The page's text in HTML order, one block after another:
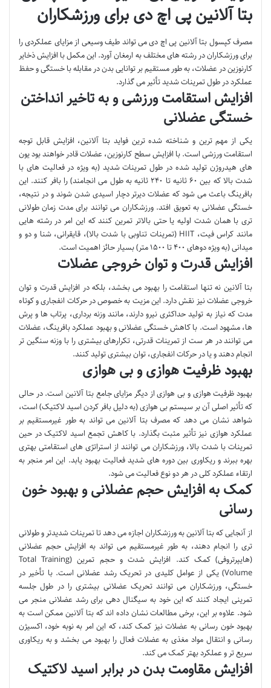
بتا آلانین پی اچ دی برای ورزشکاران
مصرف کپسول بتا آلانین پی اچ دی می تواند طیف وسیعی از مزایای عملکردی را
برای ورزشکاران در رشته های مختلف به ارمغان آورد. این مکمل با افزایش ذخایر
کارنوزین در عضلات، به طور مستقیم بر توانایی بدن در مقابله با خستگی و حفظ
عملکرد در طول تمرینات شدید تأثیر می گذارد.
افزایش استقامت ورزشی و به تاخیر انداختن
خستگی عضلانی
یکی از مهم ترین و شناخته شده ترین فواید بتا آلانین، افزایش قابل توجه
استقامت ورزشی است. با افزایش سطح کارنوزین، عضلات قادر خواهند بود یون
های هیدروژن تولید شده در طول تمرینات شدید (به ویژه در فعالیت های با
شدت بالا که بین ۶۰ ثانیه تا ۲۴۰ ثانیه به طول می انجامند) را بافر کنند. این
بافرینگ باعث می شود که عضلات دیرتر دچار اسیدی شدن شوند و در نتیجه،
خستگی عضلانی به تعویق افتد. ورزشکاران می توانند برای مدت زمان طولانی
تری با همان شدت اولیه یا حتی بالاتر تمرین کنند که این امر در رشته هایی
مانند کراس فیت، HIIT (تمرینات تناوبی با شدت بالا)، قایقرانی، شنا و دو و
میدانی (به ویژه دوهای ۴۰۰ تا ۱۵۰۰ متر) بسیار حائز اهمیت است.
افزایش قدرت و توان خروجی عضلات
بتا آلانین نه تنها استقامت را بهبود می بخشد، بلکه در افزایش قدرت و توان
خروجی عضلات نیز نقش دارد. این مزیت به خصوص در حرکات انفجاری و کوتاه
مدت که نیاز به تولید حداکثری نیرو دارند، مانند وزنه برداری، پرتاب ها و پرش
ها، مشهود است. با کاهش خستگی عضلانی و بهبود عملکرد بافرینگ، عضلات
می توانند در هر ست از تمرینات قدرتی، تکرارهای بیشتری را با وزنه سنگین تر
انجام دهند و یا در حرکات انفجاری، توان بیشتری تولید کنند.
بهبود ظرفیت هوازی و بی هوازی
بهبود ظرفیت هوازی و بی هوازی از دیگر مزایای جامع بتا آلانین است. در حالی
که تأثیر اصلی آن بر سیستم بی هوازی (به دلیل بافر کردن اسید لاکتیک) است،
شواهد نشان می دهد که مصرف بتا آلانین می تواند به طور غیرمستقیم بر
عملکرد هوازی نیز تأثیر مثبت بگذارد. با کاهش تجمع اسید لاکتیک در حین
تمرینات با شدت بالا، ورزشکاران می توانند از استراتژی های استقامتی بهتری
بهره ببرند و ریکاوری بین دوره های شدید فعالیت بهبود یابد. این امر منجر به
ارتقاء عملکرد کلی در هر دو نوع فعالیت می شود.
کمک به افزایش حجم عضلانی و بهبود خون
رسانی
از آنجایی که بتا آلانین به ورزشکاران اجازه می دهد تا تمرینات شدیدتر و طولانی
تری را انجام دهند، به طور غیرمستقیم می تواند به افزایش حجم عضلانی
(هایپرتروفی) کمک کند. افزایش شدت و حجم تمرین (Total Training
Volume) یکی از عوامل کلیدی در تحریک رشد عضلانی است. با تأخیر در
خستگی، ورزشکاران می توانند تحریک عضلانی بیشتری را در طول جلسه
تمرینی ایجاد کنند که این خود به سیگنال دهی برای رشد عضلانی منجر می
شود. علاوه بر این، برخی مطالعات نشان داده اند که بتا آلانین ممکن است به
بهبود خون رسانی به عضلات نیز کمک کند، که این امر به نوبه خود، اکسیژن
رسانی و انتقال مواد مغذی به عضلات فعال را بهبود می بخشد و به ریکاوری
سریع تر و عملکرد بهتر کمک می کند.
افزایش مقاومت بدن در برابر اسید لاکتیک